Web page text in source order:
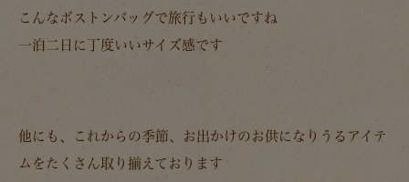
こんなボストンバッグで旅行もいいですね
一泊二日に丁度いいサイズ感です
他にも、これからの季節、お出かけのお供になりうるアイテ
ムをたくさん取り揃えております